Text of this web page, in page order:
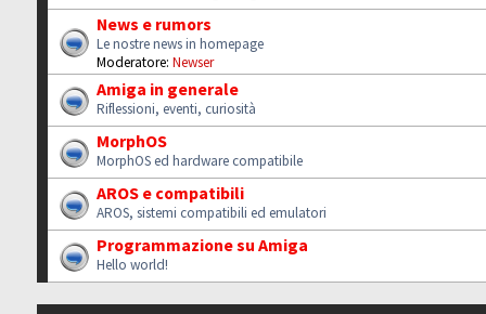
News e rumors
Le nostre news in homepage
Moderatore: Newser
Amiga in generale
Riflessioni, eventi, curiosità
MorphOS
MorphOS ed hardware compatibile
AROS e compatibili
AROS, sistemi compatibili ed emulatori
Programmazione su Amiga
Hello world!